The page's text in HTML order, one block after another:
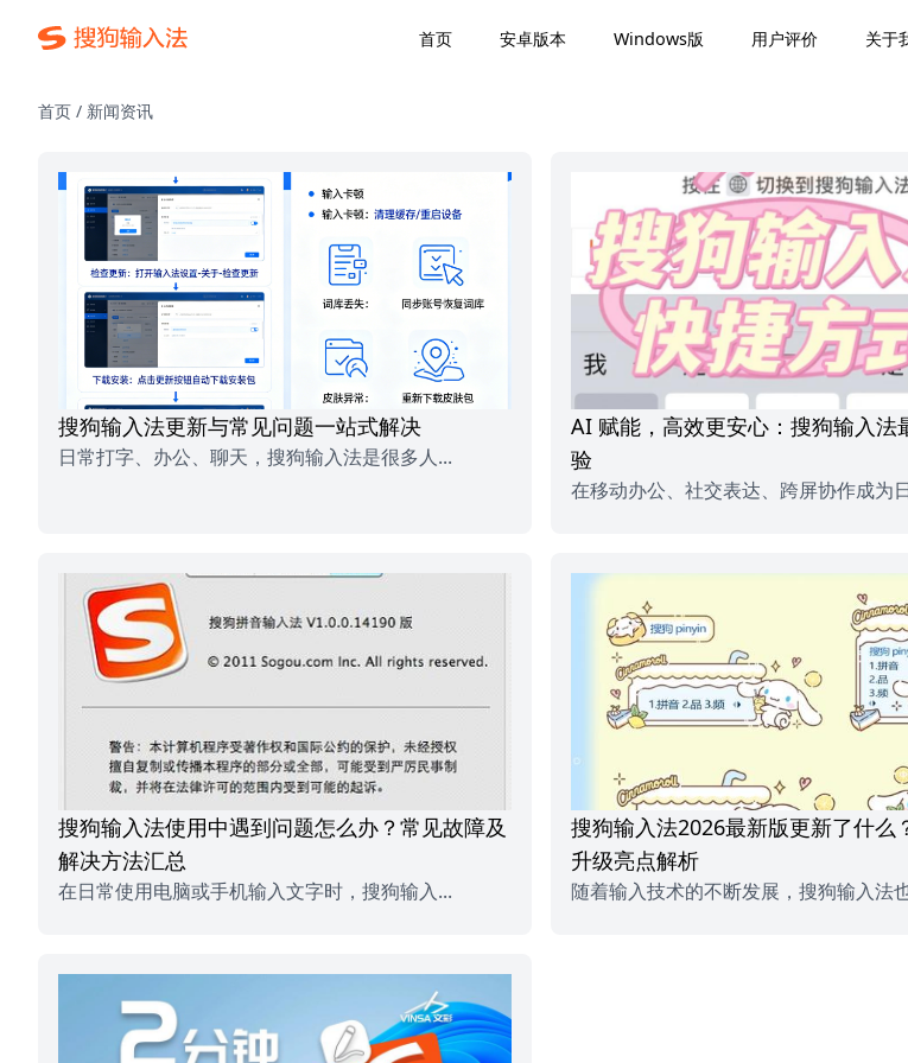
首页 安卓版本 Windows版 用户评价 关于
首页 / 新闻资讯
搜狗输入法更新与常见问题一站式解决
日常打字、办公、聊天，搜狗输入法是很多人...
AI 赋能，高效更安心：搜狗输入法
验
在移动办公、社交表达、跨屏协作成为
搜狗输入法使用中遇到问题怎么办？常见故障及
解决方法汇总
在日常使用电脑或手机输入文字时，搜狗输入...
搜狗输入法2026最新版更新了什么
升级亮点解析
随着输入技术的不断发展，搜狗输入法